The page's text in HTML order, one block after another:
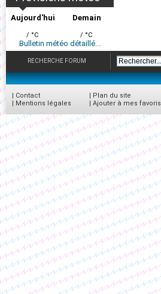
Aujourd'hui
/ °C
Demain
/ °C
Bulletin météo détaillé...
RECHERCHE FORUM
| Contact
| Mentions légales
| Plan du site
| Ajouter à mes favoris